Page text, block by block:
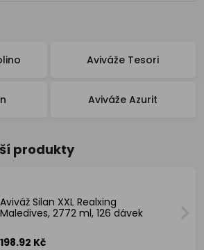
Aviváže Tesori
Aviváže Azurit
produkty
Aviváž Silan XXL Realxing
Maledives, 2772 ml, 126 dávek
198.92 Kč